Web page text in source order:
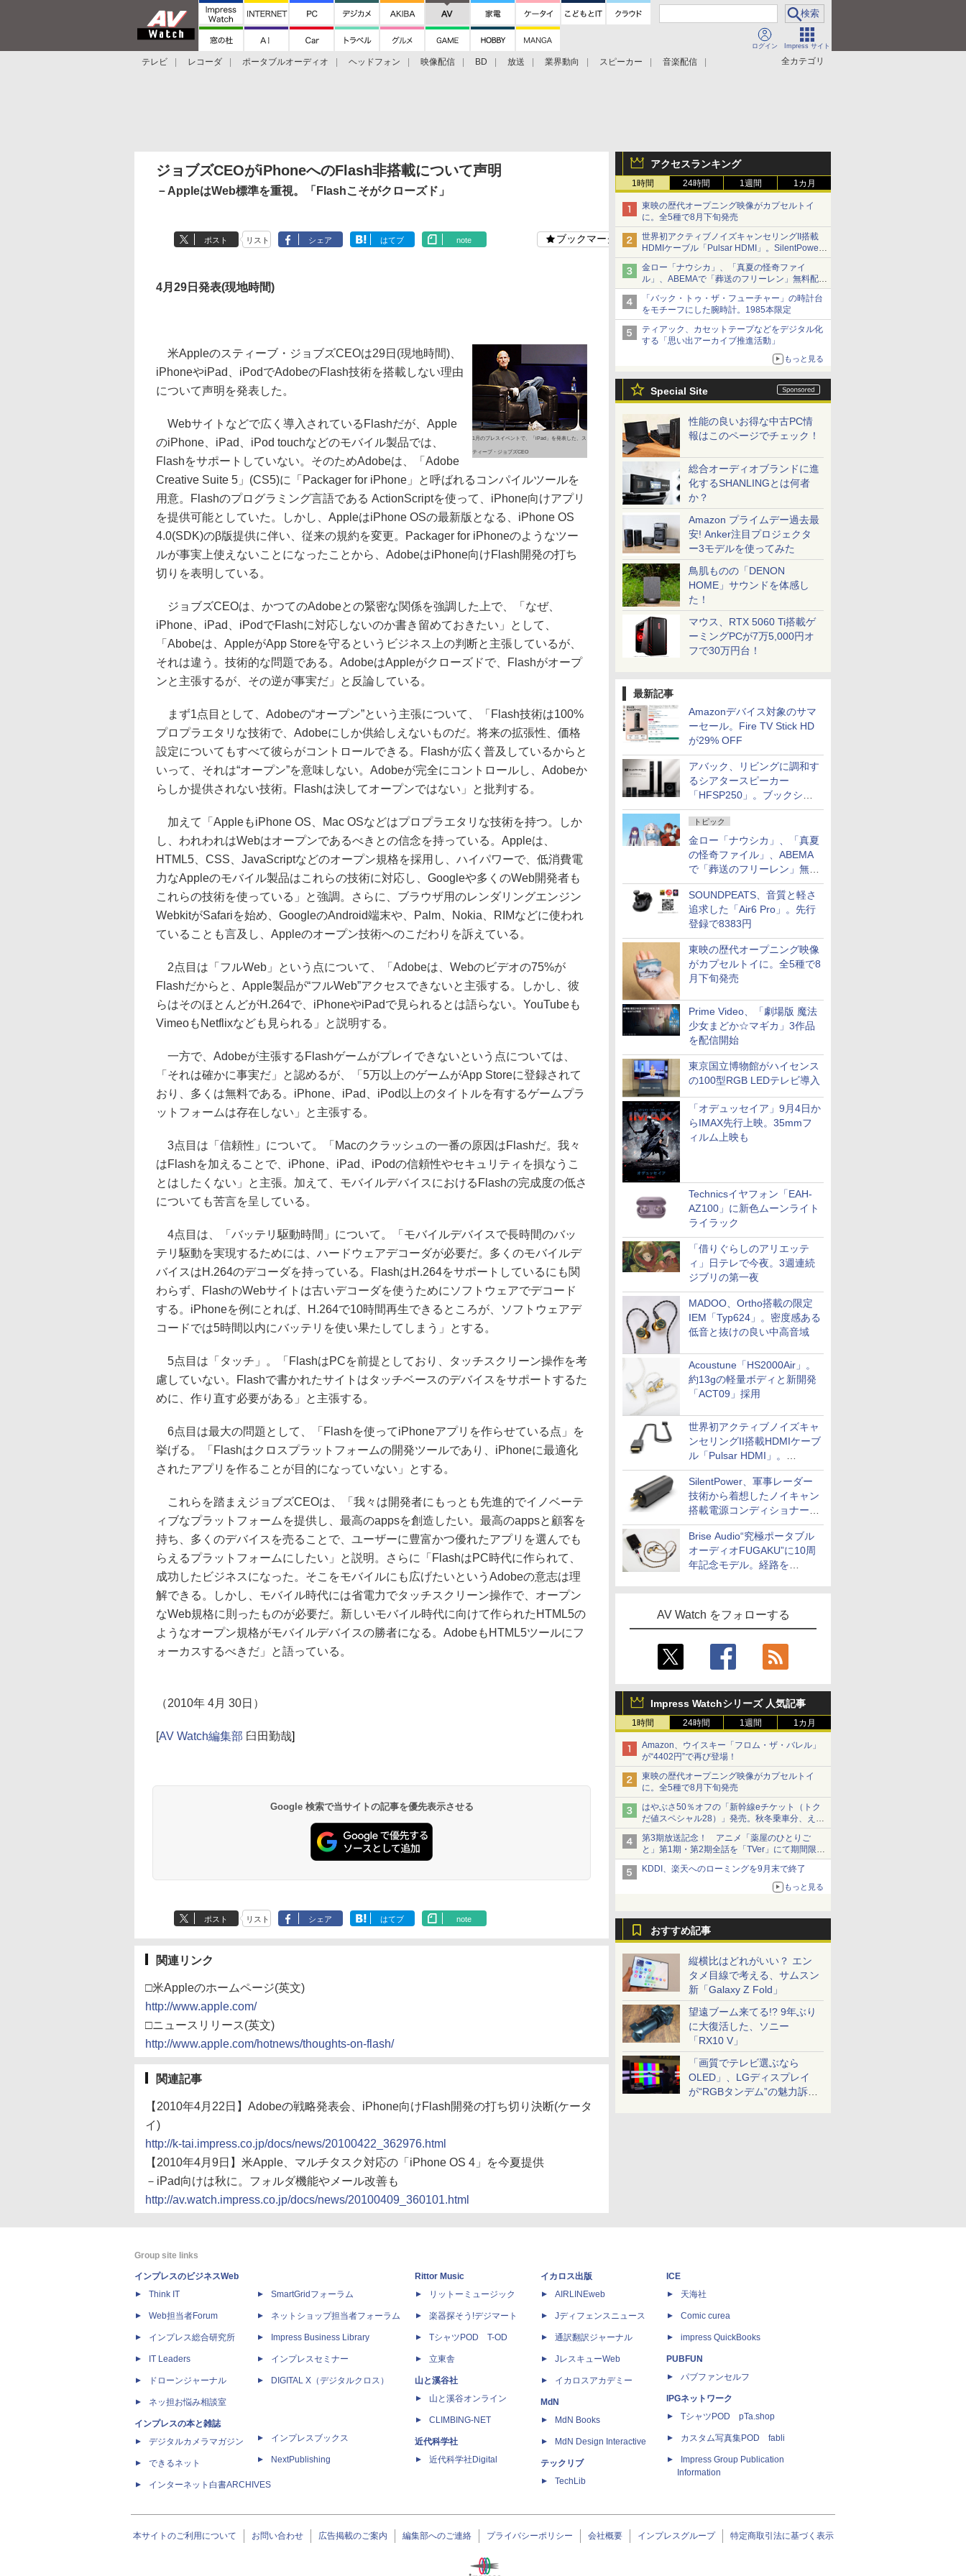
ログイン Impress サイト
全カテゴリ
テレビ レコーダ ポータブルオーディオ ヘッドフォン 映像配信 BD 放送 業界動向 スピーカー
音楽配信
アクセスランキング
1時間 24時間 1週間 1カ月
東映の歴代オープニング映像がカプセルトイ
に。全5種で8月下旬発売
世界初アクティブノイズキャンセリングII搭載
HDMIケーブル「Pulsar HDMI」。SilentPower
から
金ロー「ナウシカ」、「真夏の怪奇ファイ
ル」、ABEMAで「葬送のフリーレン」無料配信
など。夏の特番・配信情報
「バック・トゥ・ザ・フューチャー」の時計台
をモチーフにした腕時計。1985本限定
ティアック、カセットテープなどをデジタル化
する「思い出アーカイブ推進活動」
もっと見る
Special Site
性能の良いお得な中古PC情
報はこのページでチェック！
総合オーディオブランドに進
化するSHANLINGとは何者
か？
Amazon プライムデー過去最
安! Anker注目プロジェクタ
ー3モデルを使ってみた
鳥肌ものの「DENON
HOME」サウンドを体感し
た！
マウス、RTX 5060 Ti搭載ゲ
ーミングPCが7万5,000円オ
フで30万円台！
最新記事
Amazonデバイス対象のサマ
ーセール。Fire TV Stick HD
が29% OFF
アバック、リビングに調和す
るシアタースピーカー
「HFSP250」。ブックシェ
ルフはペア3万円以下
トピック
金ロー「ナウシカ」、「真夏
の怪奇ファイル」、ABEMA
で「葬送のフリーレン」無料
配信など。夏の特番・配信情
報
SOUNDPEATS、音質と軽さ
追求した「Air6 Pro」。先行
登録で8383円
東映の歴代オープニング映像
がカプセルトイに。全5種で8
月下旬発売
Prime Video、「劇場版 魔法
少女まどか☆マギカ」3作品
を配信開始
東京国立博物館がハイセンス
の100型RGB LEDテレビ導入
「オデュッセイア」9月4日か
らIMAX先行上映。35mmフ
ィルム上映も
Technicsイヤフォン「EAH-
AZ100」に新色ムーンライト
ライラック
「借りぐらしのアリエッテ
ィ」日テレで今夜。3週連続
ジブリの第一夜
MADOO、Ortho搭載の限定
IEM「Typ624」。密度感ある
低音と抜けの良い中高音域
Acoustune「HS2000Air」。
約13gの軽量ボディと新開発
「ACT09」採用
世界初アクティブノイズキャ
ンセリングII搭載HDMIケーブ
ル「Pulsar HDMI」。
SilentPowerから
SilentPower、軍事レーダー
技術から着想したノイキャン
搭載電源コンディショナー
「AC iPurifier2」
Brise Audio“究極ポータブル
オーディオFUGAKU”に10周
年記念モデル。経路を
AV Watch をフォローする
Impress Watchシリーズ 人気記事
1時間 24時間 1週間 1カ月
Amazon、ウイスキー「フロム・ザ・バレル」
が“4402円”で再び登場！
東映の歴代オープニング映像がカプセルトイ
に。全5種で8月下旬発売
はやぶさ50％オフの「新幹線eチケット（トク
だ値スペシャル28）」発売。秋冬乗車分、えき
ねっと限定
第3期放送記念！ アニメ「薬屋のひとりご
と」第1期・第2期全話を「TVer」にて期間限定
で順次無料配信開始
KDDI、楽天へのローミングを9月末で終了
もっと見る
おすすめ記事
縦横比はどれがいい？ エン
タメ目線で考える、サムスン
新「Galaxy Z Fold」
望遠ブーム来てる!? 9年ぶり
に大復活した、ソニー
「RX10 V」
「画質でテレビ選ぶなら
OLED」、LGディスプレイ
が“RGBタンデム”の魅力訴
ジョブズCEOがiPhoneへのFlash非搭載について声明
－AppleはWeb標準を重視。「Flashこそがクローズド」
ポスト リスト シェア はてブ note ブックマーク
4月29日発表(現地時間)
1月のプレスイベントで、「iPad」を発表した、ス
ティーブ・ジョブズCEO
米Appleのスティーブ・ジョブズCEOは29日(現地時間)、
iPhoneやiPad、iPodでAdobeのFlash技術を搭載しない理由
について声明を発表した。
Webサイトなどで広く導入されているFlashだが、Apple
のiPhone、iPad、iPod touchなどのモバイル製品では、
Flashをサポートしていない。そのためAdobeは、「Adobe
Creative Suite 5」(CS5)に「Packager for iPhone」と呼ばれるコンパイルツールを
用意。Flashのプログラミング言語である ActionScriptを使って、iPhone向けアプリ
を提供可能としていた。しかし、AppleはiPhone OSの最新版となる、iPhone OS
4.0(SDK)のβ版提供に伴い、従来の規約を変更。Packager for iPhoneのようなツー
ルが事実上使えないことになったことから、AdobeはiPhone向けFlash開発の打ち
切りを表明している。
ジョブズCEOは、かつてのAdobeとの緊密な関係を強調した上で、「なぜ、
iPhone、iPad、iPodでFlashに対応しないのか書き留めておきたい」として、
「Abobeは、AppleがApp Storeを守るというビジネス上の判断と主張しているが、
それは違う。技術的な問題である。AdobeはAppleがクローズドで、Flashがオープ
ンと主張するが、その逆が事実だ」と反論している。
まず1点目として、Adobeの“オープン”という主張について、「Flash技術は100%
プロプラエタリな技術で、Adobeにしか供給しえないものだ。将来の拡張性、価格
設定についてもすべて彼らがコントロールできる。Flashが広く普及しているからと
いって、それは“オープン”を意味しない。Adobeが完全にコントロールし、Adobeか
らしか提供されない技術。Flashは決してオープンではない」と批判する。
加えて「AppleもiPhone OS、Mac OSなどはプロプラエタリな技術を持つ。しか
し、われわれはWebはオープンであるべきとの信念を持っている。Appleは、
HTML5、CSS、JavaScriptなどのオープン規格を採用し、ハイパワーで、低消費電
力なAppleのモバイル製品はこれらの技術に対応し、Googleや多くのWeb開発者も
これらの技術を使っている」と強調。さらに、ブラウザ用のレンダリングエンジン
WebkitがSafariを始め、GoogleのAndroid端末や、Palm、Nokia、RIMなどに使われ
ていることも言及し、Appleのオープン技術へのこだわりを訴えている。
2点目は「フルWeb」という点について、「Adobeは、Webのビデオの75%が
Flashだからと、Apple製品が“フルWeb”アクセスできないと主張する。しかし、彼
らはそのほとんどがH.264で、iPhoneやiPadで見られるとは語らない。YouTubeも
VimeoもNetflixなども見られる」と説明する。
一方で、Adobeが主張するFlashゲームがプレイできないという点については、
「それは確かに事実だ」と認めるが、「5万以上のゲームがApp Storeに登録されて
おり、多くは無料である。iPhone、iPad、iPod以上のタイトルを有するゲームプラ
ットフォームは存在しない」と主張する。
3点目は「信頼性」について。「Macのクラッシュの一番の原因はFlashだ。我々
はFlashを加えることで、iPhone、iPad、iPodの信頼性やセキュリティを損なうこ
とはしたくない」と主張。加えて、モバイルデバイスにおけるFlashの完成度の低さ
についても苦言を呈している。
4点目は、「バッテリ駆動時間」について。「モバイルデバイスで長時間のバッ
テリ駆動を実現するためには、ハードウェアデコーダが必要だ。多くのモバイルデ
バイスはH.264のデコーダを持っている。FlashはH.264をサポートしているにも関
わらず、FlashのWebサイトは古いデコーダを使うためにソフトウェアでデコード
する。iPhoneを例にとれば、H.264で10時間再生できるところが、ソフトウェアデ
コードでは5時間以内にバッテリを使い果たしてしまう」とする。
5点目は「タッチ」。「FlashはPCを前提としており、タッチスクリーン操作を考
慮していない。Flashで書かれたサイトはタッチベースのデバイスをサポートするた
めに、作り直す必要がある」と主張する。
6点目は最大の問題として、「Flashを使ってiPhoneアプリを作らせている点」を
挙げる。「Flashはクロスプラットフォームの開発ツールであり、iPhoneに最適化
されたアプリを作ることが目的になっていない」とする。
これらを踏まえジョブズCEOは、「我々は開発者にもっとも先進的でイノベーテ
ィブなプラットフォームを提供し、最高のappsを創造したい。最高のappsと顧客を
持ち、多くのデバイスを売ることで、ユーザーに豊富かつ優れたアプリを選んでも
らえるプラットフォームにしたい」と説明。さらに「FlashはPC時代に作られて、
成功したビジネスになった。そこをモバイルにも広げたいというAdobeの意志は理
解できる。しかし、モバイル時代には省電力でタッチスクリーン操作で、オープン
なWeb規格に則ったものが必要だ。新しいモバイル時代に向けて作られたHTML5の
ようなオープン規格がモバイルデバイスの勝者になる。AdobeもHTML5ツールにフ
ォーカスするべきだ」と語っている。
（2010年 4月 30日）
[AV Watch編集部 臼田勤哉]
Google 検索で当サイトの記事を優先表示させる
ポスト リスト シェア はてブ note
関連リンク
□米Appleのホームページ(英文)
http://www.apple.com/
□ニュースリリース(英文)
http://www.apple.com/hotnews/thoughts-on-flash/
関連記事
【2010年4月22日】Adobeの戦略発表会、iPhone向けFlash開発の打ち切り決断(ケータ
イ)
http://k-tai.impress.co.jp/docs/news/20100422_362976.html
【2010年4月9日】米Apple、マルチタスク対応の「iPhone OS 4」を今夏提供
－iPad向けは秋に。フォルダ機能やメール改善も
http://av.watch.impress.co.jp/docs/news/20100409_360101.html
Group site links
インプレスのビジネスWeb
Think IT
Web担当者Forum
インプレス総合研究所
IT Leaders
ドローンジャーナル
ネッ担お悩み相談室
インプレスの本と雑誌
デジタルカメラマガジン
できるネット
インターネット白書ARCHIVES
SmartGridフォーラム
ネットショップ担当者フォーラム
Impress Business Library
インプレスセミナー
DIGITAL X（デジタルクロス）
インプレスブックス
NextPublishing
Rittor Music
リットーミュージック
楽器探そう!デジマート
TシャツPOD T-OD
立東舎
山と溪谷社
山と溪谷オンライン
CLIMBING-NET
近代科学社
近代科学社Digital
イカロス出版
AIRLINEweb
Jディフェンスニュース
通訳翻訳ジャーナル
JレスキューWeb
イカロスアカデミー
MdN
MdN Books
MdN Design Interactive
テックリブ
TechLib
ICE
天海社
Comic curea
impress QuickBooks
PUBFUN
パブファンセルフ
IPGネットワーク
TシャツPOD pTa.shop
カスタム写真集POD fabli
Impress Group Publication
Information
本サイトのご利用について お問い合わせ 広告掲載のご案内 編集部へのご連絡 プライバシーポリシー 会社概要 インプレスグループ 特定商取引法に基づく表示